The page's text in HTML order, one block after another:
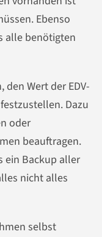
Ebenso
alle benötigten
Wert der EDV-
Dazu
oder
beauftragen.
ein Backup aller
nicht alles
selbst